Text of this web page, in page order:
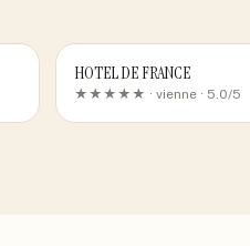
HOTEL DE FRANCE
★★★★★ ·vienne · 5.0/5